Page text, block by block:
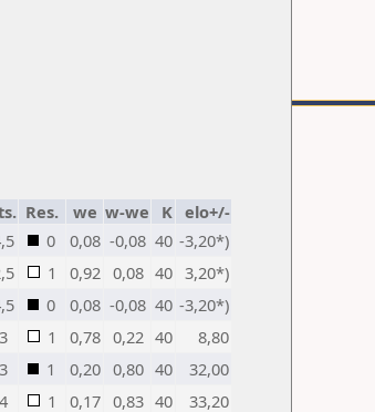
Res. we w-we K elo+/-
0 0,08 -0,08 40 -3,20*)
1 0,92 0,08 40 3,20*)
0 0,08 -0,08 40 -3,20*)
3 1 0,78 0,22 40
8,80
3 1 0,20 0,80 40
32,00
4 1 0,17 0,83 40 33,20